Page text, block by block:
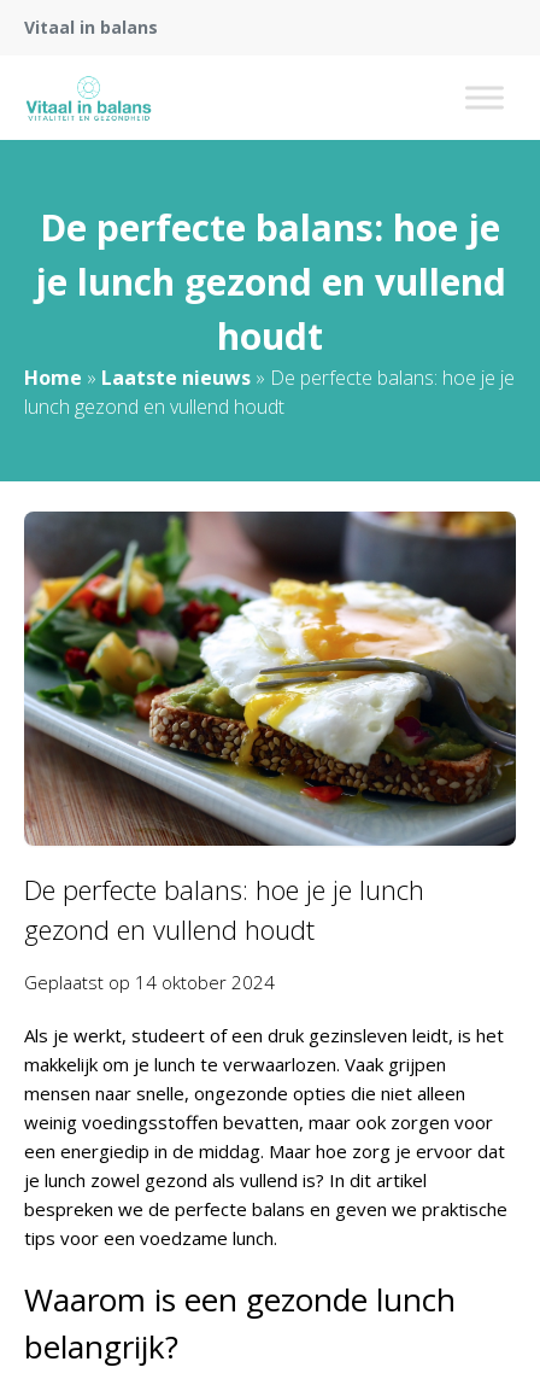
Vitaal in balans
De perfecte balans: hoe je
je lunch gezond en vullend
houdt
Home » Laatste nieuws » De perfecte balans: hoe je je
lunch gezond en vullend houdt
De perfecte balans: hoe je je lunch
gezond en vullend houdt
Geplaatst op 14 oktober 2024
Als je werkt, studeert of een druk gezinsleven leidt, is het
makkelijk om je lunch te verwaarlozen. Vaak grijpen
mensen naar snelle, ongezonde opties die niet alleen
weinig voedingsstoffen bevatten, maar ook zorgen voor
een energiedip in de middag. Maar hoe zorg je ervoor dat
je lunch zowel gezond als vullend is? In dit artikel
bespreken we de perfecte balans en geven we praktische
tips voor een voedzame lunch.
Waarom is een gezonde lunch
belangrijk?